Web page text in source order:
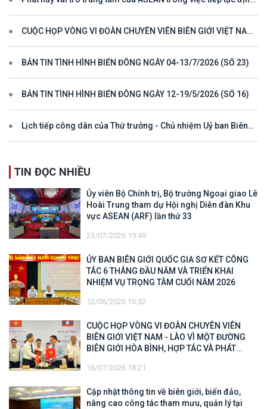
CUỘC HỌP VÒNG VI ĐOÀN CHUYÊN VIÊN BIÊN GIỚI VIỆT NAM
TRIỂN
BẢN TIN TÌNH HÌNH BIỂN ĐÔNG NGÀY 04-13/7/2026 (SỐ 23)
BẢN TIN TÌNH HÌNH BIỂN ĐÔNG NGÀY 12-19/5/2026 (SỐ 16)
Lịch tiếp công dân của Thứ trưởng - Chủ nhiệm Uỷ ban Biên
TIN ĐỌC NHIỀU
Ủy viên Bộ Chính trị, Bộ trưởng Ngoại giao Lê
Hoài Trung tham dự Hội nghị Diễn đàn Khu
vực ASEAN (ARF) lần thứ 33
23/07/2026 19:49
ỦY BAN BIÊN GIỚI QUỐC GIA SƠ KẾT CÔNG
TÁC 6 THÁNG ĐẦU NĂM VÀ TRIỂN KHAI
NHIỆM VỤ TRỌNG TÂM CUỐI NĂM 2026
12/06/2026 16:32
CUỘC HỌP VÒNG VI ĐOÀN CHUYÊN VIÊN
BIÊN GIỚI VIỆT NAM - LÀO VÌ MỘT ĐƯỜNG
BIÊN GIỚI HÒA BÌNH, HỢP TÁC VÀ PHÁT
16/07/2026 18:21
Cập nhật thông tin về biên giới, biển đảo,
nâng cao công tác tham mưu, quản lý tại